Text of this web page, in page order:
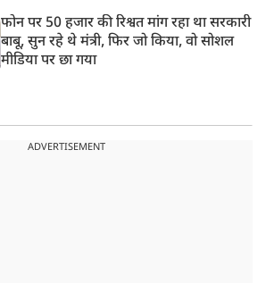
फोन पर 50 हजार की रिश्वत मांग रहा था सरकारी
बाबू, सुन रहे थे मंत्री, फिर जो किया, वो सोशल
मीडिया पर छा गया
ADVERTISEMENT